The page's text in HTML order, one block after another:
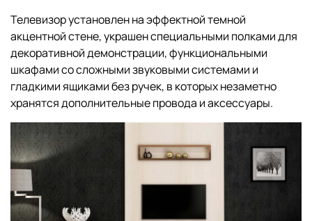
Телевизор установлен на эффектной темной
акцентной стене, украшен специальными полками для
декоративной демонстрации, функциональными
шкафами со сложными звуковыми системами и
гладкими ящиками без ручек, в которых незаметно
хранятся дополнительные провода и аксессуары.